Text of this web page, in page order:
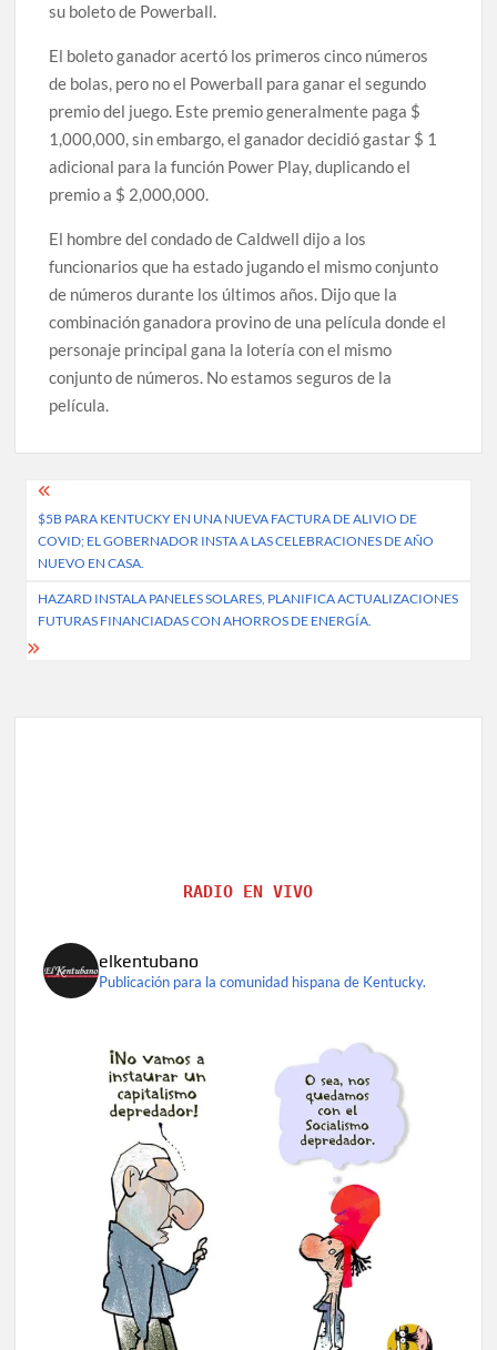
su boleto de Powerball.
El boleto ganador acertó los primeros cinco números
de bolas, pero no el Powerball para ganar el segundo
premio del juego. Este premio generalmente paga $
1,000,000, sin embargo, el ganador decidió gastar $ 1
adicional para la función Power Play, duplicando el
premio a $ 2,000,000.
El hombre del condado de Caldwell dijo a los
funcionarios que ha estado jugando el mismo conjunto
de números durante los últimos años. Dijo que la
combinación ganadora provino de una película donde el
personaje principal gana la lotería con el mismo
conjunto de números. No estamos seguros de la
película.
Post
navigation
$5B PARA KENTUCKY EN UNA NUEVA FACTURA DE ALIVIO DE
COVID; EL GOBERNADOR INSTA A LAS CELEBRACIONES DE AÑO
NUEVO EN CASA.
HAZARD INSTALA PANELES SOLARES, PLANIFICA ACTUALIZACIONES
FUTURAS FINANCIADAS CON AHORROS DE ENERGÍA.
RADIO EN VIVO
elkentubano
Publicación para la comunidad hispana de Kentucky.